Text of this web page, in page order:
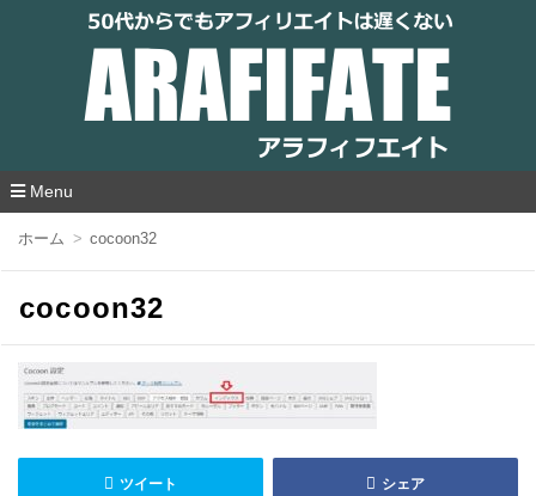
アラフィフエイト｜ 50代からでもアフィリ
エイトは遅くない
Menu
移
ホーム cocoon32
cocoon32
ツイート シェア